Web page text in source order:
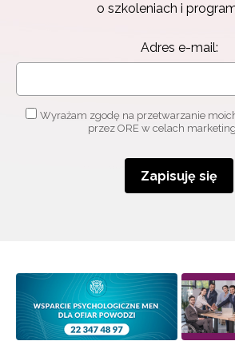
o szkoleniach i
Adres e-mail:
Wyrażam zgodę na przetwarzanie
przez ORE w celach
Zapisuję się